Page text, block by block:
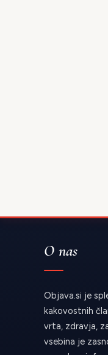
O nas
Objava.si je
kakovostnih
vrta, zdravja,
vsebina je